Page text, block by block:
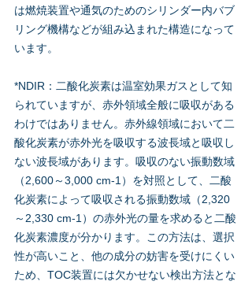
は燃焼装置や通気のためのシリンダー内バブ
リング機構などが組み込まれた構造になって
います。
*NDIR：二酸化炭素は温室効果ガスとして知
られていますが、赤外領域全般に吸収がある
わけではありません。赤外線領域において二
酸化炭素が赤外光を吸収する波長域と吸収し
ない波長域があります。吸収のない振動数域
（2,600～3,000 cm-1）を対照として、二酸
化炭素によって吸収される振動数域（2,320
～2,330 cm-1）の赤外光の量を求めると二酸
化炭素濃度が分かります。この方法は、選択
性が高いこと、他の成分の妨害を受けにくい
ため、TOC装置には欠かせない検出方法とな